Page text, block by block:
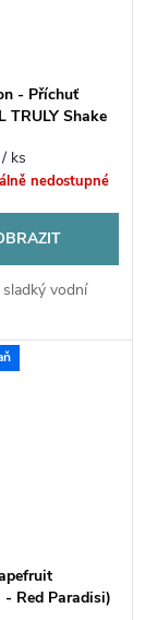
- Příchuť
TRULY Shake
/ ks
nedostupné
vodní
- Red Paradisi)